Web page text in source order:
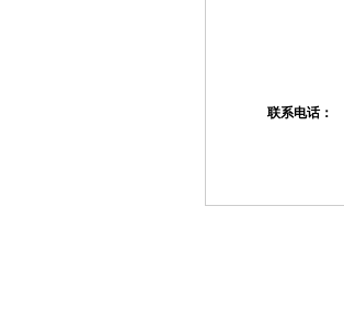
联系电话：